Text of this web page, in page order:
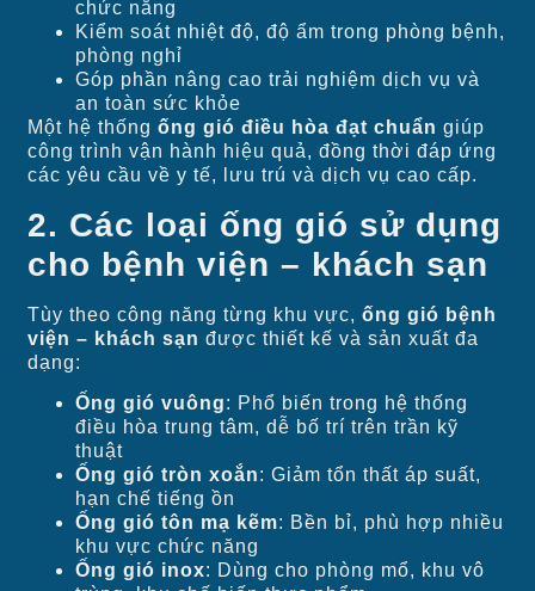
chức năng
Kiểm soát nhiệt độ, độ ẩm trong phòng bệnh,
phòng nghỉ
Góp phần nâng cao trải nghiệm dịch vụ và
an toàn sức khỏe
Một hệ thốngống gió điều hòa đạt chuẩn giúp
công trình vận hành hiệu quả, đồng thời đáp ứng
các yêu cầu về y tế, lưu trú và dịch vụ cao cấp.
2. Các loại ống gió sử dụng
cho bệnh viện – khách sạn
Tùy theo công năng từng khu vực,ống gió bệnh
viện – khách sạn được thiết kế và sản xuất đa
dạng:
Ống gió vuông: Phổ biến trong hệ thống
điều hòa trung tâm, dễ bố trí trên trần kỹ
thuật
Ống gió tròn xoắn: Giảm tổn thất áp suất,
hạn chế tiếng ồn
Ống gió tôn mạ kẽm: Bền bỉ, phù hợp nhiều
khu vực chức năng
Ống gió inox: Dùng cho phòng mổ, khu vô